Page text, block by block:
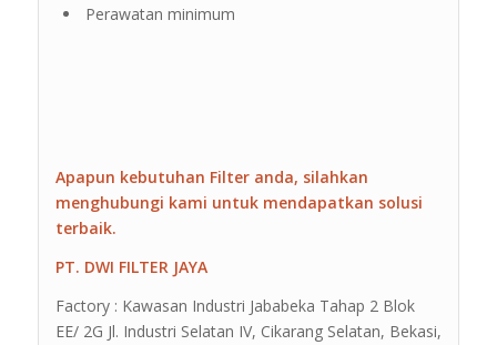
Perawatan minimum
Apapun kebutuhan Filter anda, silahkan
menghubungi kami untuk mendapatkan solusi
terbaik.
PT. DWI FILTER JAYA
Factory : Kawasan Industri Jababeka Tahap 2 Blok
EE/ 2G Jl. Industri Selatan IV, Cikarang Selatan, Bekasi,